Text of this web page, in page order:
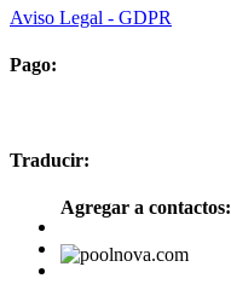
Aviso Legal - GDPR
Pago:
Traducir:
Agregar a contactos: